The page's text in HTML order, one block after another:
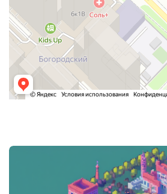
Post
navigation